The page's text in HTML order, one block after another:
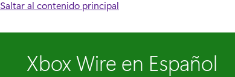
Saltar al contenido principal
Xbox Wire en Español